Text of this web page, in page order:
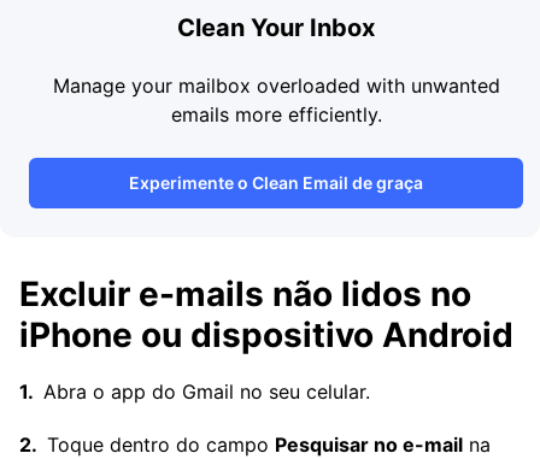
Clean Your Inbox
Manage your mailbox overloaded with unwanted
emails more efficiently.
Experimente o Clean Email de graça
Excluir e-mails não lidos no
iPhone ou dispositivo Android
Abra o app do Gmail no seu celular.
Toque dentro do campo Pesquisar no e-mail na